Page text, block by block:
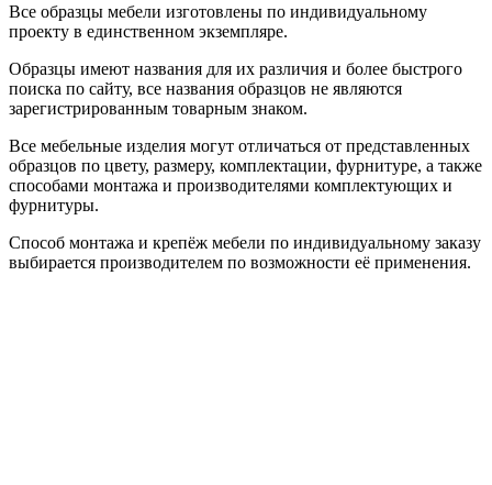
Все образцы мебели изготовлены по индивидуальному
проекту в единственном экземпляре.
Образцы имеют названия для их различия и более быстрого
поиска по сайту, все названия образцов не являются
зарегистрированным товарным знаком.
Все мебельные изделия могут отличаться от представленных
образцов по цвету, размеру, комплектации, фурнитуре, а также
способами монтажа и производителями комплектующих и
фурнитуры.
Способ монтажа и крепёж мебели по индивидуальному заказу
выбирается производителем по возможности её применения.